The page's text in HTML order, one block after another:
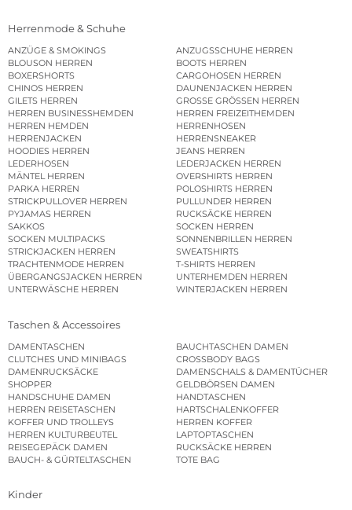
Herrenmode & Schuhe
ANZÜGE & SMOKINGS
ANZUGSSCHUHE HERREN
BLOUSON HERREN
BOOTS HERREN
BOXERSHORTS
CARGOHOSEN HERREN
CHINOS HERREN
DAUNENJACKEN HERREN
GILETS HERREN
GROSSE GRÖSSEN HERREN
HERREN BUSINESSHEMDEN
HERREN FREIZEITHEMDEN
HERREN HEMDEN
HERRENHOSEN
HERRENJACKEN
HERRENSNEAKER
HOODIES HERREN
JEANS HERREN
LEDERHOSEN
LEDERJACKEN HERREN
MÄNTEL HERREN
OVERSHIRTS HERREN
PARKA HERREN
POLOSHIRTS HERREN
STRICKPULLOVER HERREN
PULLUNDER HERREN
PYJAMAS HERREN
RUCKSÄCKE HERREN
SAKKOS
SOCKEN HERREN
SOCKEN MULTIPACKS
SONNENBRILLEN HERREN
STRICKJACKEN HERREN
SWEATSHIRTS
TRACHTENMODE HERREN
T-SHIRTS HERREN
ÜBERGANGSJACKEN HERREN
UNTERHEMDEN HERREN
UNTERWÄSCHE HERREN
WINTERJACKEN HERREN
Taschen & Accessoires
DAMENTASCHEN
BAUCHTASCHEN DAMEN
CLUTCHES UND MINIBAGS
CROSSBODY BAGS
DAMENRUCKSÄCKE
DAMENSCHALS & DAMENTÜCHER
SHOPPER
GELDBÖRSEN DAMEN
HANDSCHUHE DAMEN
HANDTASCHEN
HERREN REISETASCHEN
HARTSCHALENKOFFER
KOFFER UND TROLLEYS
HERREN KOFFER
HERREN KULTURBEUTEL
LAPTOPTASCHEN
REISEGEPÄCK DAMEN
RUCKSÄCKE HERREN
BAUCH- & GÜRTELTASCHEN
TOTE BAG
Kinder